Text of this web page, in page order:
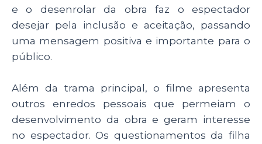
e o desenrolar da obra faz o espectador
desejar pela inclusão e aceitação, passando
uma mensagem positiva e importante para o
público.
Além da trama principal, o filme apresenta
outros enredos pessoais que permeiam o
desenvolvimento da obra e geram interesse
no espectador. Os questionamentos da filha